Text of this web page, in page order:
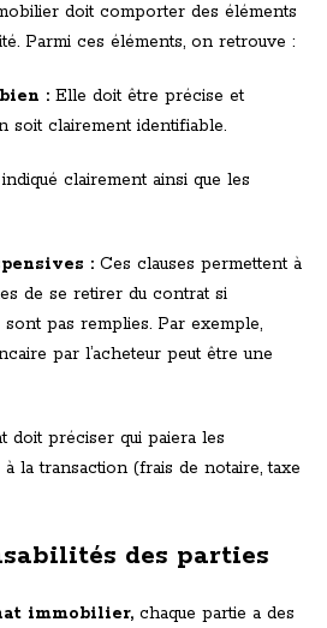
doit comporter des éléments
Parmi ces éléments, on retrouve :
: Elle doit être précise et
soit clairement identifiable.
clairement ainsi que les
: Ces clauses permettent à
de se retirer du contrat si
pas remplies. Par exemple,
par l’acheteur peut être une
doit préciser qui paiera les
la transaction (frais de notaire, taxe
des parties
immobilier, chaque partie a des